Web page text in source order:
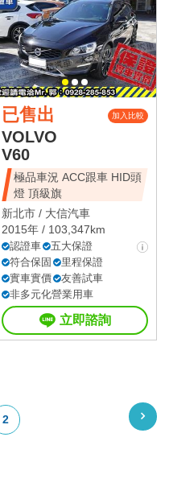
已售出 加入比較
VOLVO
V60
極品車況 ACC跟車 HID頭
燈 頂級旗
新北市 / 大信汽車
2015年 / 103,347km
認證車
五大保證
符合保固
里程保證
實車實價
友善試車
非多元化營業用車
立即諮詢
2